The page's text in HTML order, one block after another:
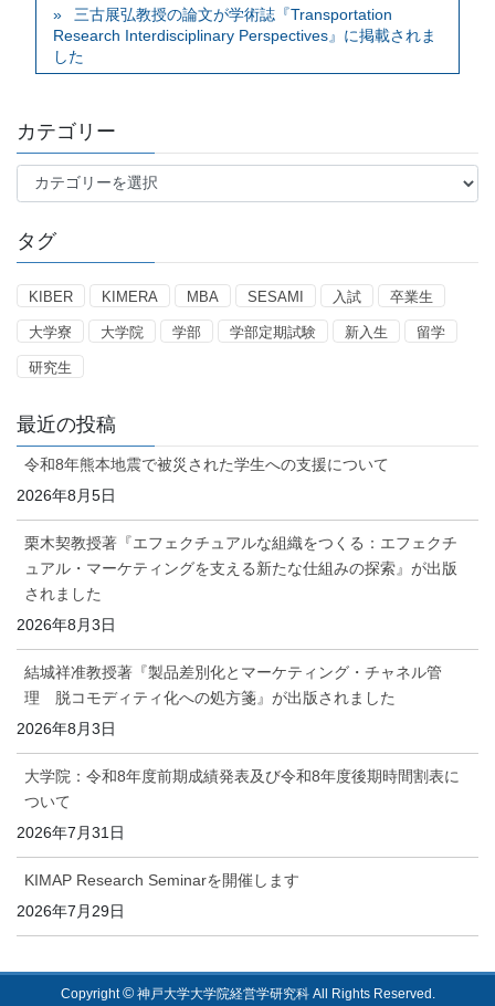
三古展弘教授の論文が学術誌『Transportation
Research Interdisciplinary Perspectives』に掲載されま
した
カテゴリー
テ
リ
ー
タグ
KIBER KIMERA MBA SESAMI 入試 卒業生
大学寮 大学院 学部 学部定期試験 新入生 留学
研究生
最近の投稿
令和8年熊本地震で被災された学生への支援について
2026年8月5日
栗木契教授著『エフェクチュアルな組織をつくる：エフェクチ
ュアル・マーケティングを支える新たな仕組みの探索』が出版
されました
2026年8月3日
結城祥准教授著『製品差別化とマーケティング・チャネル管
理 脱コモディティ化への処方箋』が出版されました
2026年8月3日
大学院：令和8年度前期成績発表及び令和8年度後期時間割表に
ついて
2026年7月31日
KIMAP Research Seminarを開催します
2026年7月29日
Copyright©神戸大学大学院経営学研究科 All Rights Reserved.